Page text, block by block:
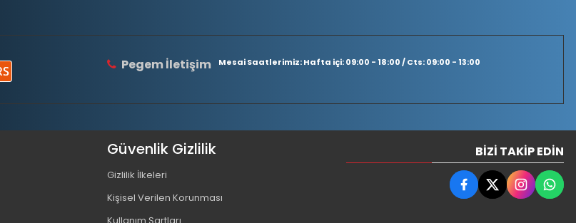
Pegem İletişim Mesai Saatlerimiz: Hafta içi: 09:00 - 18:00 / Cts: 09:00 - 13:00
Güvenlik Gizlilik
Gizlilik İlkeleri
Kişisel Verilen Korunması
BIZI TAKIP EDIN